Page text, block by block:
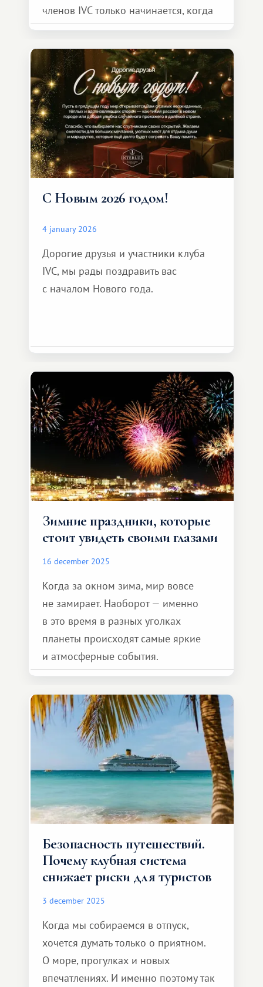
членов IVC только начинается, когда
вы прибываете на курорт.
С Новым 2026 годом!
4 january 2026
Дорогие друзья и участники клуба
IVC, мы рады поздравить вас
с началом Нового года.
Зимние праздники, которые
стоит увидеть своими глазами
16 december 2025
Когда за окном зима, мир вовсе
не замирает. Наоборот — именно
в это время в разных уголках
планеты происходят самые яркие
и атмосферные события.
Безопасность путешествий.
Почему клубная система
снижает риски для туристов
3 december 2025
Когда мы собираемся в отпуск,
хочется думать только о приятном.
О море, прогулках и новых
впечатлениях. И именно поэтому так